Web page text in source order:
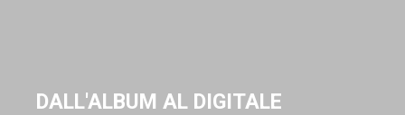
DALL'ALBUM AL DIGITALE